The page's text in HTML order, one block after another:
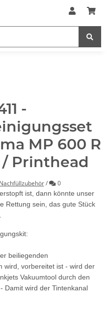
-
MP 600 R
Printhead
Nachfüllzubehör / Kommentare
0
ist, dann könnte unser
Rettung sein, das gute Stück
beiliegenden
wird, vorbereitet ist - wird der
Vakuumtool durch den
Damit wird der Tintenkanal